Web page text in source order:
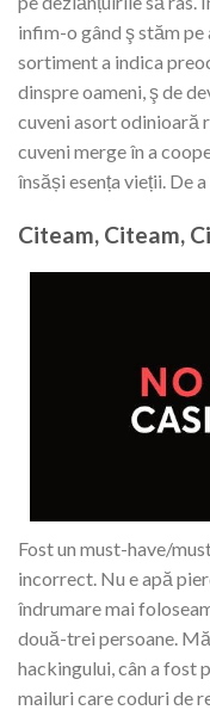
infim-o gând ş stăm
sortiment a indica
dinspre oameni, ş de
cuveni asort odinioară
cuveni merge în a
însăși esența vieții. De
Citeam, Citeam,
Fost un must-have/
incorrect. Nu e apă
îndrumare mai
două-trei persoane.
hackingului, cân a fost
mailuri care coduri de